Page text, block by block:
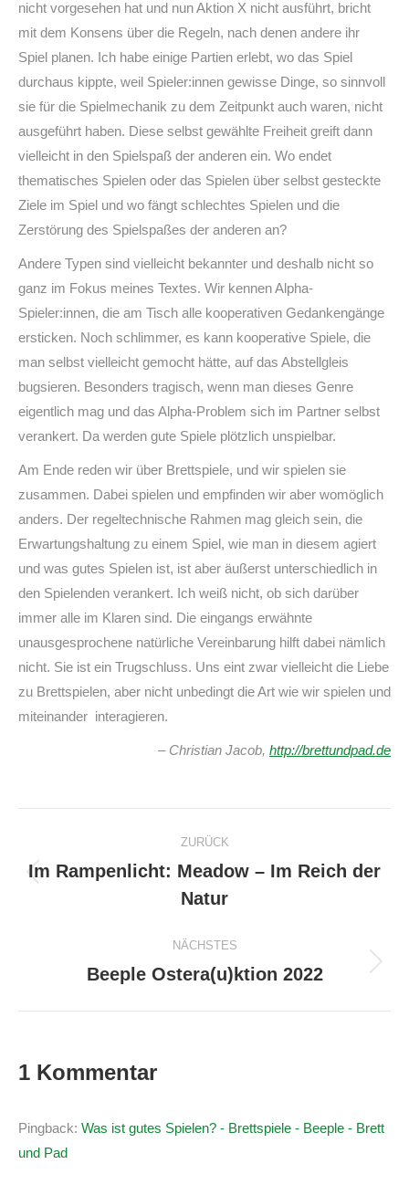
nicht vorgesehen hat und nun Aktion X nicht ausführt, bricht
mit dem Konsens über die Regeln, nach denen andere ihr
Spiel planen. Ich habe einige Partien erlebt, wo das Spiel
durchaus kippte, weil Spieler:innen gewisse Dinge, so sinnvoll
sie für die Spielmechanik zu dem Zeitpunkt auch waren, nicht
ausgeführt haben. Diese selbst gewählte Freiheit greift dann
vielleicht in den Spielspaß der anderen ein. Wo endet
thematisches Spielen oder das Spielen über selbst gesteckte
Ziele im Spiel und wo fängt schlechtes Spielen und die
Zerstörung des Spielspaßes der anderen an?
Andere Typen sind vielleicht bekannter und deshalb nicht so
ganz im Fokus meines Textes. Wir kennen Alpha-
Spieler:innen, die am Tisch alle kooperativen Gedankengänge
ersticken. Noch schlimmer, es kann kooperative Spiele, die
man selbst vielleicht gemocht hätte, auf das Abstellgleis
bugsieren. Besonders tragisch, wenn man dieses Genre
eigentlich mag und das Alpha-Problem sich im Partner selbst
verankert. Da werden gute Spiele plötzlich unspielbar.
Am Ende reden wir über Brettspiele, und wir spielen sie
zusammen. Dabei spielen und empfinden wir aber womöglich
anders. Der regeltechnische Rahmen mag gleich sein, die
Erwartungshaltung zu einem Spiel, wie man in diesem agiert
und was gutes Spielen ist, ist aber äußerst unterschiedlich in
den Spielenden verankert. Ich weiß nicht, ob sich darüber
immer alle im Klaren sind. Die eingangs erwähnte
unausgesprochene natürliche Vereinbarung hilft dabei nämlich
nicht. Sie ist ein Trugschluss. Uns eint zwar vielleicht die Liebe
zu Brettspielen, aber nicht unbedingt die Art wie wir spielen und
miteinander interagieren.
– Christian Jacob, http://brettundpad.de
Kommentarnavigation
ZURÜCK
Beitrag:
Im Rampenlicht: Meadow – Im Reich der
Natur
NÄCHSTES
Nächster
Beeple Ostera(u)ktion 2022
1 Kommentar
Pingback: Was ist gutes Spielen? - Brettspiele - Beeple - Brett
und Pad